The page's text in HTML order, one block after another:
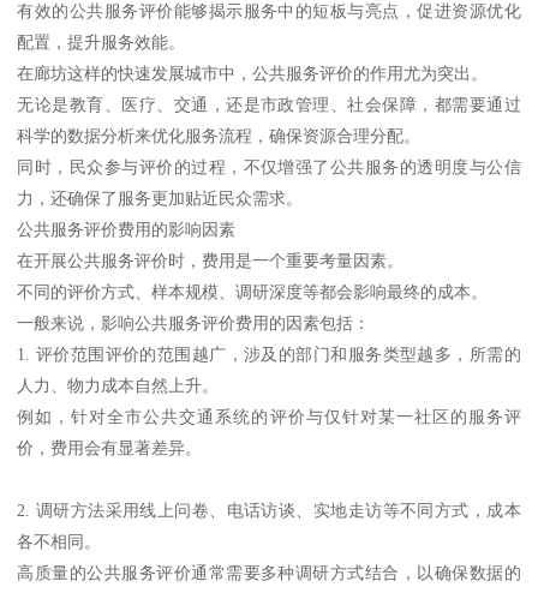
有效的公共服务评价能够揭示服务中的短板与亮点，促进资源优化
配置，提升服务效能。
在廊坊这样的快速发展城市中，公共服务评价的作用尤为突出。
无论是教育、医疗、交通，还是市政管理、社会保障，都需要通过
科学的数据分析来优化服务流程，确保资源合理分配。
同时，民众参与评价的过程，不仅增强了公共服务的透明度与公信
力，还确保了服务更加贴近民众需求。
公共服务评价费用的影响因素
在开展公共服务评价时，费用是一个重要考量因素。
不同的评价方式、样本规模、调研深度等都会影响最终的成本。
一般来说，影响公共服务评价费用的因素包括：
1. 评价范围评价的范围越广，涉及的部门和服务类型越多，所需的
人力、物力成本自然上升。
例如，针对全市公共交通系统的评价与仅针对某一社区的服务评
价，费用会有显著差异。
2. 调研方法采用线上问卷、电话访谈、实地走访等不同方式，成本
各不相同。
高质量的公共服务评价通常需要多种调研方式结合，以确保数据的